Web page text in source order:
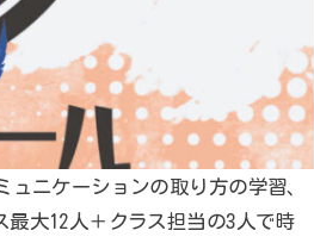
ュニケーションの取り方の学習、
大12人＋クラス担当の3人で時